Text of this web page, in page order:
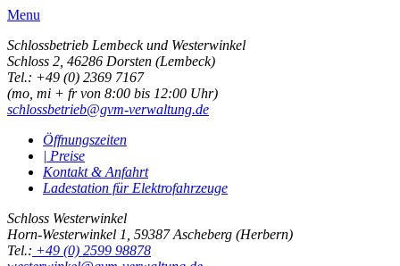
Menu
Schlossbetrieb Lembeck und Westerwinkel
Schloss 2, 46286 Dorsten (Lembeck)
Tel.: +49 (0) 2369 7167
(mo, mi + fr von 8:00 bis 12:00 Uhr)
schlossbetrieb@gvm-verwaltung.de
Öffnungszeiten
| Preise
Kontakt & Anfahrt
Ladestation für Elektrofahrzeuge
Schloss Westerwinkel
Horn-Westerwinkel 1, 59387 Ascheberg (Herbern)
Tel.: +49 (0) 2599 98878